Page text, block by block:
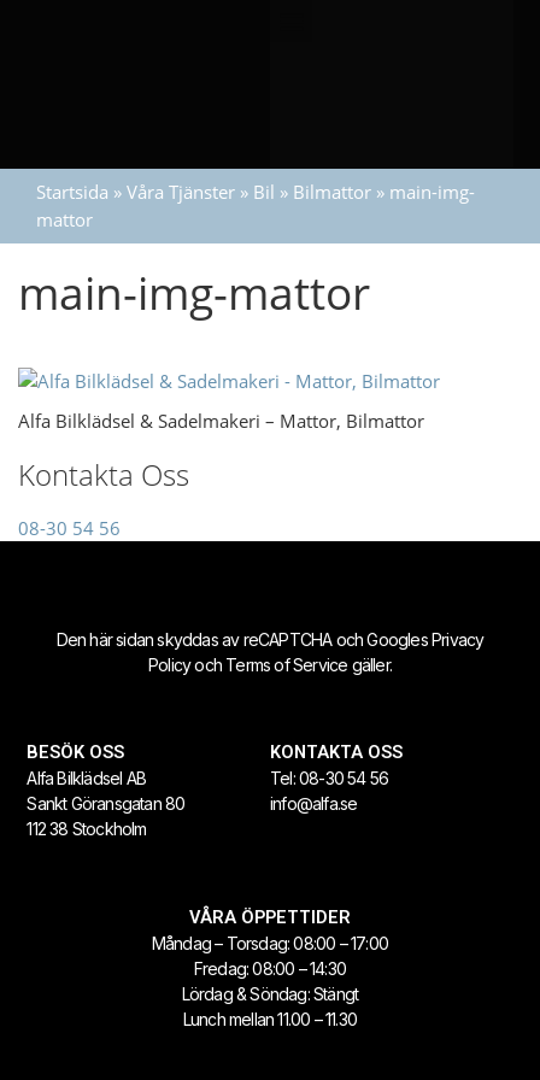
Startsida » Våra Tjänster » Bil » Bilmattor » main-img-
mattor
main-img-mattor
Alfa Bilklädsel & Sadelmakeri – Mattor, Bilmattor
Kontakta Oss
08-30 54 56
Den här sidan skyddas av reCAPTCHA och GooglesPrivacy
Policyoch Terms of Service gäller.
BESÖK OSS
Alfa Bilklädsel AB
Sankt Göransgatan 80
112 38 Stockholm
KONTAKTA OSS
Tel:08-30 54 56
info@alfa.se
VÅRA ÖPPETTIDER
Måndag – Torsdag: 08:00 – 17:00
Fredag: 08:00 – 14:30
Lördag & Söndag: Stängt
Lunch mellan 11.00 – 11.30